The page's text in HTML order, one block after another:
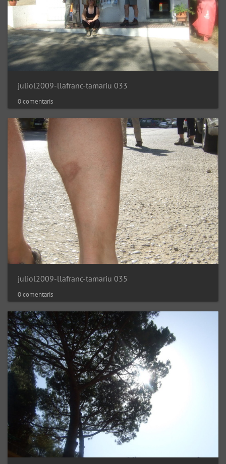
juliol2009-llafranc-tamariu 033
0 comentaris
juliol2009-llafranc-tamariu 035
0 comentaris